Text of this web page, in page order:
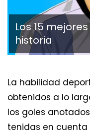
Los 15
historia
La habilidad
obtenidos a lo
los goles
tenidas en